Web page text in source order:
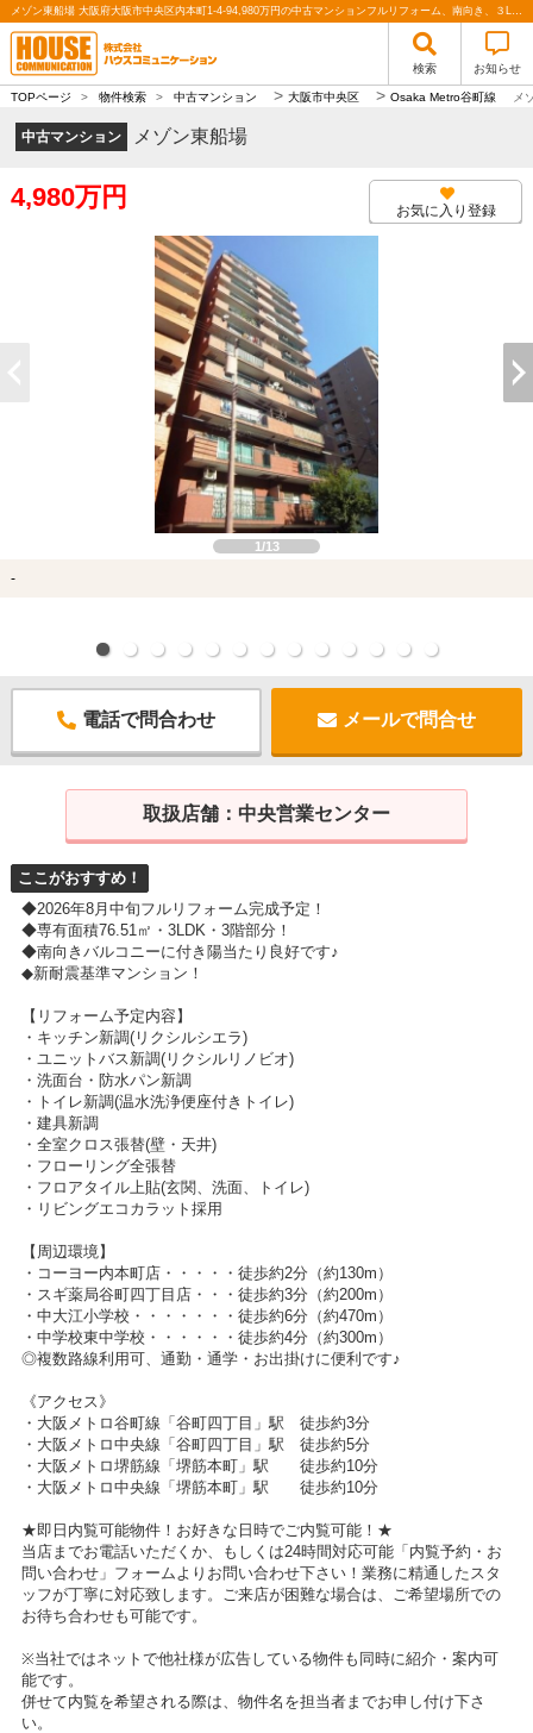
メゾン東船場 大阪府大阪市中央区内本町1-4-94,980万円の中古マンションフルリフォーム、南向き、３LDK、70㎡以上、駅近｜株式会社ハウスコミュニケーション
検索 お知らせ
TOPページ > 物件検索 > 中古マンション > 大阪市中央区 > Osaka Metro谷町線 メ
中古マンション メゾン東船場
4,980万円 お気に入り登録
1/13
-
電話で問合わせ メールで問合せ
取扱店舗： 中央営業センター
ここがおすすめ！
◆2026年8月中旬フルリフォーム完成予定！
◆専有面積76.51㎡・3LDK・3階部分！
◆南向きバルコニーに付き陽当たり良好です♪
◆新耐震基準マンション！
【リフォーム予定内容】
・キッチン新調(リクシルシエラ)
・ユニットバス新調(リクシルリノビオ)
・洗面台・防水パン新調
・トイレ新調(温水洗浄便座付きトイレ)
・建具新調
・全室クロス張替(壁・天井)
・フローリング全張替
・フロアタイル上貼(玄関、洗面、トイレ)
・リビングエコカラット採用
【周辺環境】
・コーヨー内本町店・・・・・徒歩約2分（約130m）
・スギ薬局谷町四丁目店・・・徒歩約3分（約200m）
・中大江小学校・・・・・・・徒歩約6分（約470m）
・中学校東中学校・・・・・・徒歩約4分（約300m）
◎複数路線利用可、通勤・通学・お出掛けに便利です♪
《アクセス》
・大阪メトロ谷町線「谷町四丁目」駅 徒歩約3分
・大阪メトロ中央線「谷町四丁目」駅 徒歩約5分
・大阪メトロ堺筋線「堺筋本町」駅 徒歩約10分
・大阪メトロ中央線「堺筋本町」駅 徒歩約10分
★即日内覧可能物件！お好きな日時でご内覧可能！★
当店までお電話いただくか、もしくは24時間対応可能「内覧予約・お
問い合わせ」フォームよりお問い合わせ下さい！業務に精通したスタ
ッフが丁寧に対応致します。ご来店が困難な場合は、ご希望場所での
お待ち合わせも可能です。
※当社ではネットで他社様が広告している物件も同時に紹介・案内可
能です。
併せて内覧を希望される際は、物件名を担当者までお申し付け下さ
い。